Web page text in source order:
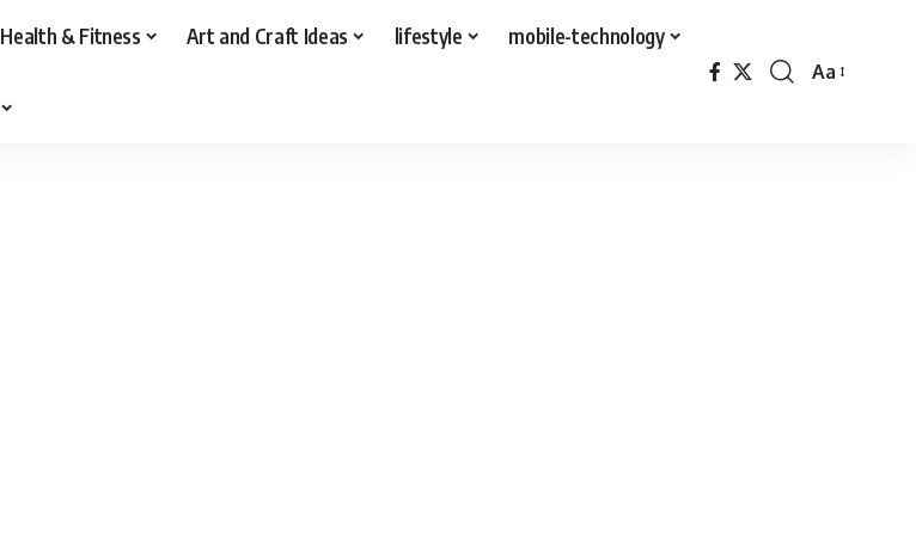
Health & Fitness Art and Craft Ideas lifestyle mobile-technology
Font
Aa